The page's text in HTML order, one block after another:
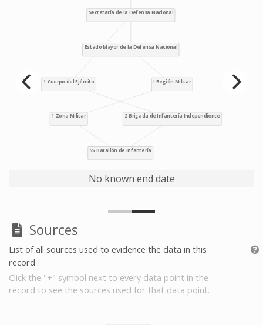
No known end date
Sources
List of all sources used to evidence the data in this
record
Click the "+" symbol next to every data point in the
record to see the sources used for that data point.